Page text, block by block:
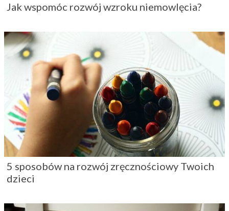
Jak wspomóc rozwój wzroku niemowlęcia?
5 sposobów na rozwój zręcznościowy Twoich
dzieci